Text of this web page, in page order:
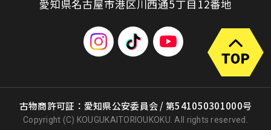
愛知県名古屋市港区川西通5丁目12番地
古物商許可証：愛知県公安委員会 / 第541050301000号
Copyright (C) KOUGUKAITORIOUKOKU. All rights reserved.